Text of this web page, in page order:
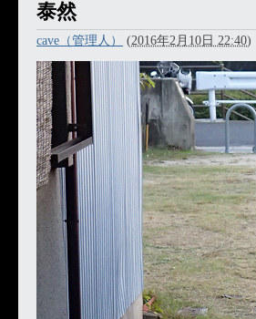
泰然
cave（管理人） (2016年2月10日 22:40)